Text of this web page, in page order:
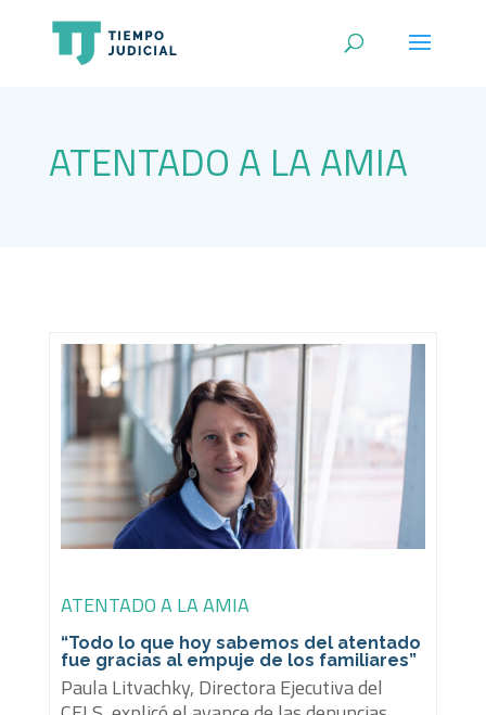
ATENTADO A LA AMIA
ATENTADO A LA AMIA
“Todo lo que hoy sabemos del atentado
fue gracias al empuje de los familiares”
Paula Litvachky, Directora Ejecutiva del